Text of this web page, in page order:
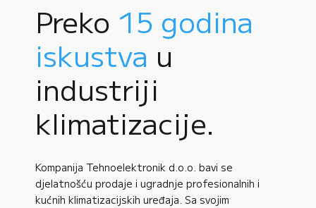
Preko 15 godina
iskustva u
industriji
klimatizacije.
Kompanija Tehnoelektronik d.o.o. bavi se
djelatnošću prodaje i ugradnje profesionalnih i
kućnih klimatizacijskih uređaja. Sa svojim